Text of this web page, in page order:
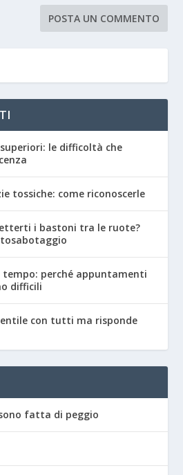
le difficoltà che
tossiche: come riconoscerle
i bastoni tra le ruote?
tempo: perché appuntamenti
difficili
con tutti ma risponde
fatta di peggio